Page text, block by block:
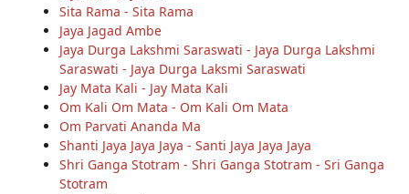
Sita Rama - Sita Rama
Jaya Jagad Ambe
Jaya Durga Lakshmi Saraswati - Jaya Durga Lakshmi
Saraswati - Jaya Durga Laksmi Saraswati
Jay Mata Kali - Jay Mata Kali
Om Kali Om Mata - Om Kali Om Mata
Om Parvati Ananda Ma
Shanti Jaya Jaya Jaya - Santi Jaya Jaya Jaya
Shri Ganga Stotram - Shri Ganga Stotram - Sri Ganga
Stotram